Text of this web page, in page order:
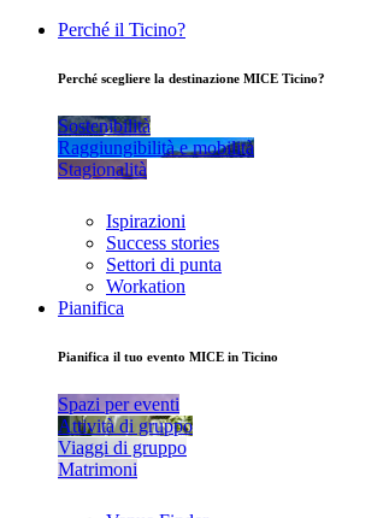
Perché il Ticino?
Perché scegliere la destinazione MICE Ticino?
Sostenibilità
Raggiungibilità e mobilità
Stagionalità
Ispirazioni
Success stories
Settori di punta
Workation
Pianifica
Pianifica il tuo evento MICE in Ticino
Spazi per eventi
Attività di gruppo
Viaggi di gruppo
Matrimoni